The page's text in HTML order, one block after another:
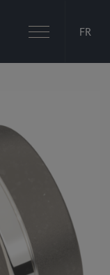
FR
Basculer
la